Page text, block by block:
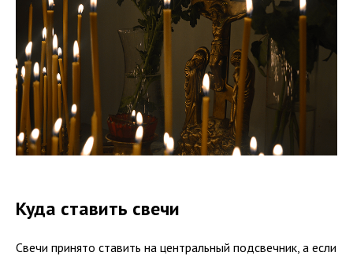
Куда ставить свечи
Свечи принято ставить на центральный подсвечник, а если